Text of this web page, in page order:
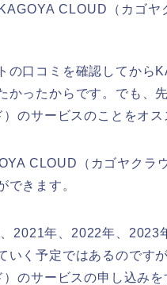
CLOUD（カゴ
の口コミを確認してから
かったからです。でも、
のサービスのことをオ
CLOUD（カゴヤクラ
できます。
2021年、2022年、2023
いく予定ではあるのです
のサービスの申し込み